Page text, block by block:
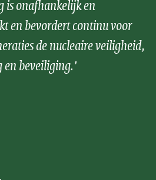
is onafhankelijk en
en bevordert continu voor
de nucleaire veiligheid,
en beveiliging.'